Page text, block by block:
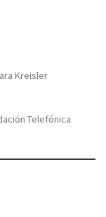
Kreisler
Telefónica